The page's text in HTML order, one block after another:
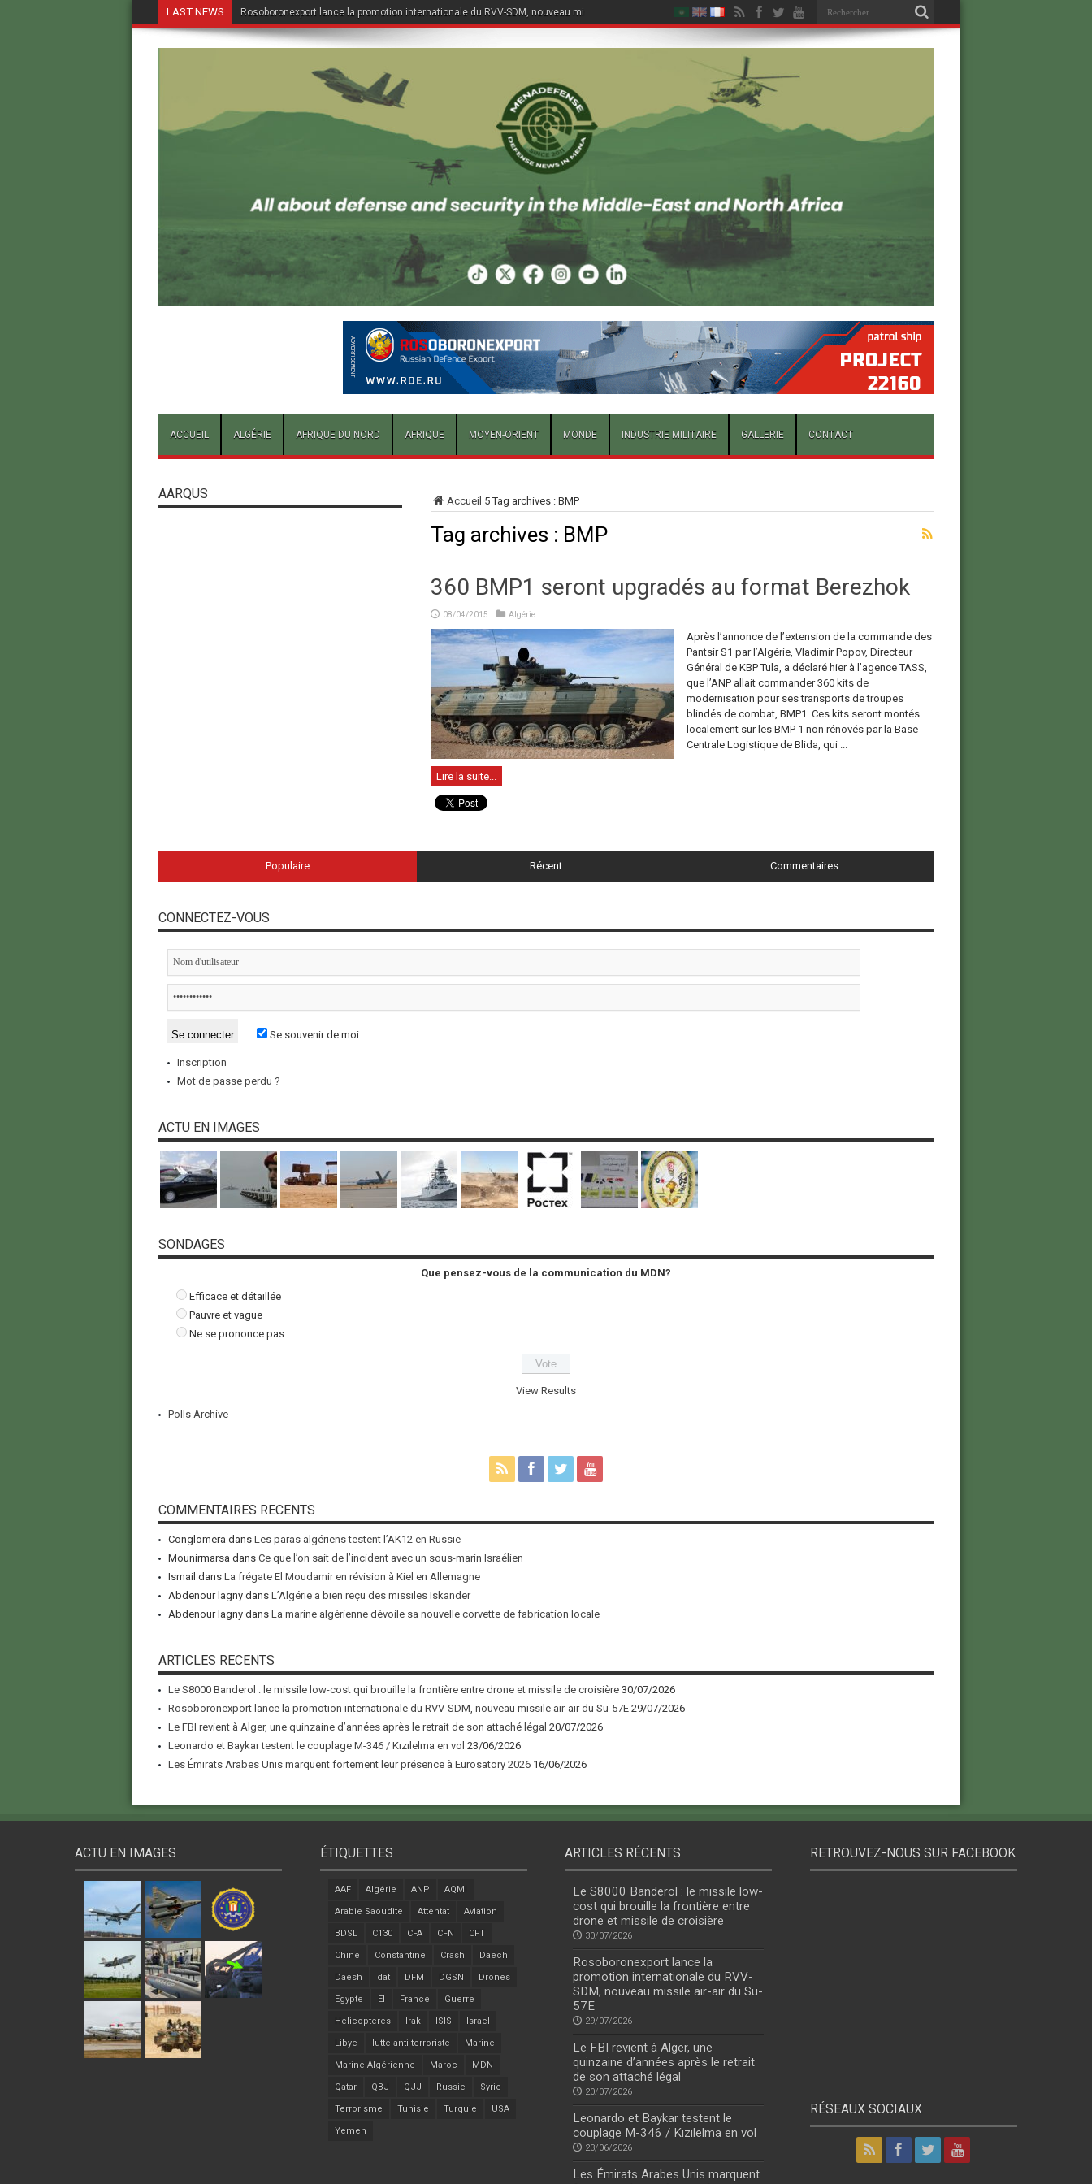
LAST NEWS Rosoboronexport lance la promotion internationale du RVV-SDM, nouveau missile air-air du Su-57E
ACCUEIL ALGÉRIE AFRIQUE DU NORD AFRIQUE MOYEN-ORIENT MONDE INDUSTRIE MILITAIRE GALLERIE CONTACT
Accueil 5Tag archives : BMP
Tag archives : BMP
360 BMP1 seront upgradés au format Berezhok
08/04/2015 Algérie
Après l’annonce de l’extension de la commande des
Pantsir S1 par l’Algérie, Vladimir Popov, Directeur
Général de KBP Tula, a déclaré hier à l’agence TASS,
que l’ANP allait commander 360 kits de
modernisation pour ses transports de troupes
blindés de combat, BMP1. Ces kits seront montés
localement sur les BMP 1 non rénovés par la Base
Centrale Logistique de Blida, qui ...
Lire la suite...
AARQUS
Populaire Récent Commentaires
CONNECTEZ-VOUS
Se souvenir de moi
Inscription
Mot de passe perdu ?
ACTU EN IMAGES
SONDAGES
Que pensez-vous de la communication du MDN?
Efficace et détaillée
Pauvre et vague
Ne se prononce pas
View Results
Polls Archive
COMMENTAIRES RECENTS
Conglomera dans Les paras algériens testent l’AK12 en Russie
Mounirmarsa dans Ce que l’on sait de l’incident avec un sous-marin Israélien
Ismail dans La frégate El Moudamir en révision à Kiel en Allemagne
Abdenour lagnydans L’Algérie a bien reçu des missiles Iskander
Abdenour lagnydans La marine algérienne dévoile sa nouvelle corvette de fabrication locale
ARTICLES RECENTS
Le S8000 Banderol : le missile low-cost qui brouille la frontière entre drone et missile de croisière 30/07/2026
Rosoboronexport lance la promotion internationale du RVV-SDM, nouveau missile air-air du Su-57E 29/07/2026
Le FBI revient à Alger, une quinzaine d’années après le retrait de son attaché légal 20/07/2026
Leonardo et Baykar testent le couplage M-346 / Kızılelma en vol 23/06/2026
Les Émirats Arabes Unis marquent fortement leur présence à Eurosatory 2026 16/06/2026
ACTU EN IMAGES ÉTIQUETTES
AAF Algérie ANP AQMI
Arabie Saoudite Attentat Aviation
BDSL C130 CFA CFN CFT
Chine Constantine Crash Daech
Daesh dat DFM DGSN Drones
Egypte EI France Guerre
Helicopteres Irak ISIS Israel
Libye lutte anti terroriste Marine
Marine Algérienne Maroc MDN
Qatar QBJ QJJ Russie Syrie
Terrorisme Tunisie Turquie USA
Yemen
ARTICLES RÉCENTS
Le S8000 Banderol : le missile low-
cost qui brouille la frontière entre
drone et missile de croisière
30/07/2026
Rosoboronexport lance la
promotion internationale du RVV-
SDM, nouveau missile air-air du Su-
57E
29/07/2026
Le FBI revient à Alger, une
quinzaine d’années après le retrait
de son attaché légal
20/07/2026
Leonardo et Baykar testent le
couplage M-346 / Kızılelma en vol
23/06/2026
Les Émirats Arabes Unis marquent
RETROUVEZ-NOUS SUR FACEBOOK
RÉSEAUX SOCIAUX